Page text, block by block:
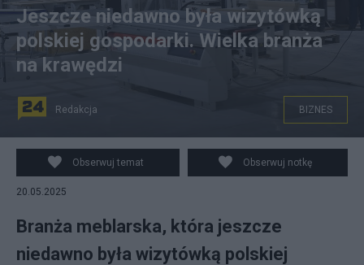
na zdjęciu: Fabryka Mebli Ryś w podkrakowskiej
Polance. Zdjęcie ilustracyjne. fot. PAP/Jacek
Bednarczyk
Jeszcze niedawno była wizytówką
polskiej gospodarki. Wielka branża
na krawędzi
Redakcja BIZNES
Obserwuj temat Obserwuj notkę
20.05.2025
Branża meblarska, która jeszcze
niedawno była wizytówką polskiej